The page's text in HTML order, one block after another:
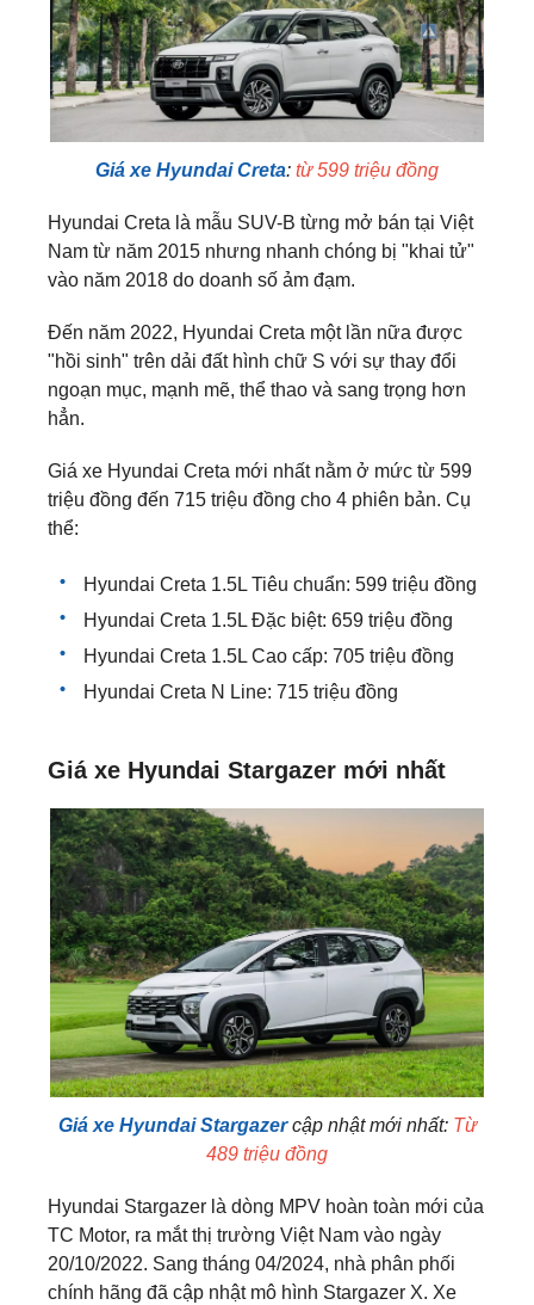
Giá xe Hyundai Creta: từ 599 triệu đồng
Hyundai Creta là mẫu SUV-B từng mở bán tại Việt
Nam từ năm 2015 nhưng nhanh chóng bị "khai tử"
vào năm 2018 do doanh số ảm đạm.
Đến năm 2022, Hyundai Creta một lần nữa được
"hồi sinh" trên dải đất hình chữ S với sự thay đổi
ngoạn mục, mạnh mẽ, thể thao và sang trọng hơn
hẳn.
Giá xe Hyundai Creta mới nhất nằm ở mức từ 599
triệu đồng đến 715 triệu đồng cho 4 phiên bản. Cụ
thể:
Hyundai Creta 1.5L Tiêu chuẩn: 599 triệu đồng
Hyundai Creta 1.5L Đặc biệt: 659 triệu đồng
Hyundai Creta 1.5L Cao cấp: 705 triệu đồng
Hyundai Creta N Line: 715 triệu đồng
Giá xe Hyundai Stargazer mới nhất
Giá xe HyundaiStargazer cập nhật mới nhất: Từ
489 triệu đồng
Hyundai Stargazer là dòng MPV hoàn toàn mới của
TC Motor, ra mắt thị trường Việt Nam vào ngày
20/10/2022. Sang tháng 04/2024, nhà phân phối
chính hãng đã cập nhật mô hình Stargazer X. Xe